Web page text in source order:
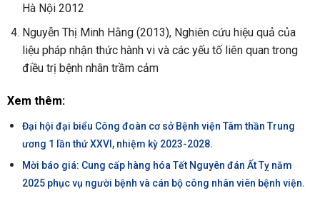
Hà Nội 2012
Nguyễn Thị Minh Hằng (2013), Nghiên cứu hiệu quả của
liệu pháp nhận thức hành vi và các yếu tố liên quan trong
điều trị bệnh nhân trầm cảm
Xem thêm:
Đại hội đại biểu Công đoàn cơ sở Bệnh viện Tâm thần Trung
ương 1 lần thứ XXVI, nhiệm kỳ 2023-2028.
Mời báo giá: Cung cấp hàng hóa Tết Nguyên đán Ất Tỵ năm
2025 phục vụ người bệnh và cán bộ công nhân viên bệnh viện.